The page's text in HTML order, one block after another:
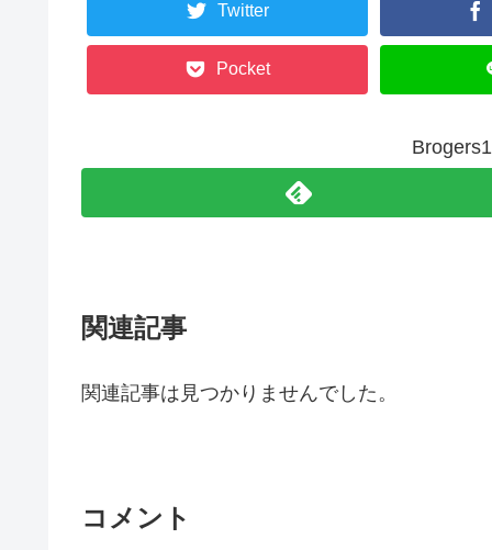
Twitter
Pocket
関連記事
関連記事は見つかりませんでした。
コメント